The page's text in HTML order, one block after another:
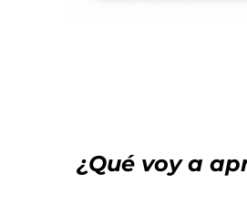
¿Qué voy a